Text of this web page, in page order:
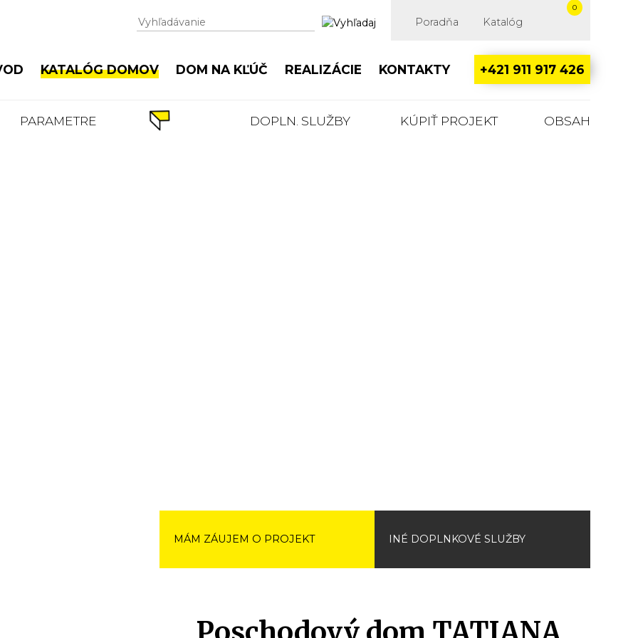
0
Poradňa Katalóg
KATALÓG DOMOV DOM NA KĽÚČ REALIZÁCIE KONTAKTY +421 911 917 426
PARAMETRE OBSAH
KÚPIŤ PROJEKT
DOPLN. SLUŽBY
MÁM ZÁUJEM O PROJEKT INÉ DOPLNKOVÉ SLUŽBY